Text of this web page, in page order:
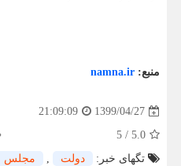
منبع: namna.ir
1399/04/27
21:09:09
5.0
/
5
تگهای خبر:
دولت , مجلس